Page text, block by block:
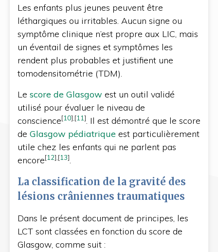
Les enfants plus jeunes peuvent être
léthargiques ou irritables. Aucun signe ou
symptôme clinique n’est propre aux LIC, mais
un éventail de signes et symptômes les
rendent plus probables et justifient une
tomodensitométrie (TDM).
Le score de Glasgow est un outil validé
utilisé pour évaluer le niveau de
conscience[10] [11]. Il est démontré que le score
de Glasgow pédiatrique est particulièrement
utile chez les enfants qui ne parlent pas
encore[12] [13].
La classification de la gravité des
lésions crâniennes traumatiques
Dans le présent document de principes, les
LCT sont classées en fonction du score de
Glasgow, comme suit :